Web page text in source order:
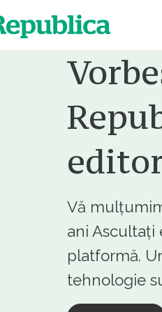
Vă
ani
platformă.
tehnologie